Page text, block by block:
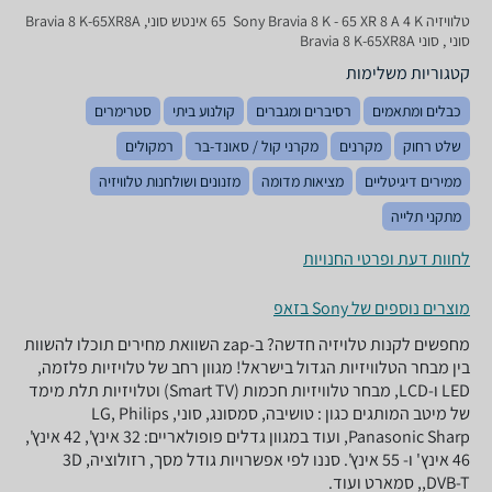
טלוויזיה Sony Bravia 8 K - 65 XR 8 A 4 K ‏ 65 ‏אינטש סוני, Bravia 8 K-65XR8A
סוני , סוני Bravia 8 K-65XR8A
קטגוריות משלימות
כבלים ומתאמים רסיברים ומגברים קולנוע ביתי
סטרימרים
שלט רחוק
מקרנים מקרני קול / סאונד-בר
רמקולים
ממירים דיגיטליים
מציאות מדומה
מזנונים ושולחנות טלוויזיה
מתקני תלייה
לחוות דעת ופרטי החנויות
מוצרים נוספים של Sony בזאפ
מחפשים לקנות טלויזיה חדשה? ב-zap השוואת מחירים תוכלו להשוות
בין מבחר הטלוויזיות הגדול בישראל! מגוון רחב של טלויזיות פלזמה,
LED ו-LCD, מבחר טלוויזיות חכמות (Smart TV) וטלויזיות תלת מימד
של מיטב המותגים כגון : טושיבה, סמסונג, סוני, LG, Philips
,Panasonic Sharp ועוד במגוון גדלים פופולאריים: 32 אינץ', 42 אינץ',
46 אינץ' ו- 55 אינץ'. סננו לפי אפשרויות גודל מסך, רזולוציה, 3D
,DVB-T, סמארט ועוד.